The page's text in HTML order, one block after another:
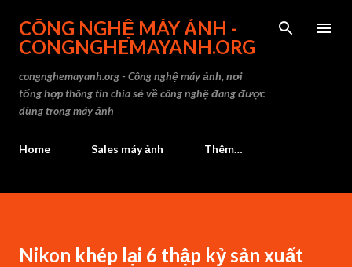
Chuyển đến nội
CÔNG NGHỆ MÁY ẢNH -
CONGNGHEMAYANH.ORG
congnghemayanh.org - Công nghệ máy ảnh, nơi
tổng hợp thông tin chia sẻ về công nghệ đang được
dùng trong máy ảnh
Home Sales máy ảnh Thêm…
Nikon khép lại 6 thập kỷ sản xuất